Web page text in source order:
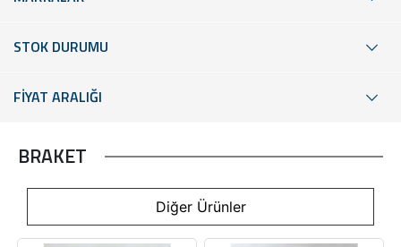
STOK DURUMU
FİYAT ARALIĞI
BRAKET
Diğer Ürünler